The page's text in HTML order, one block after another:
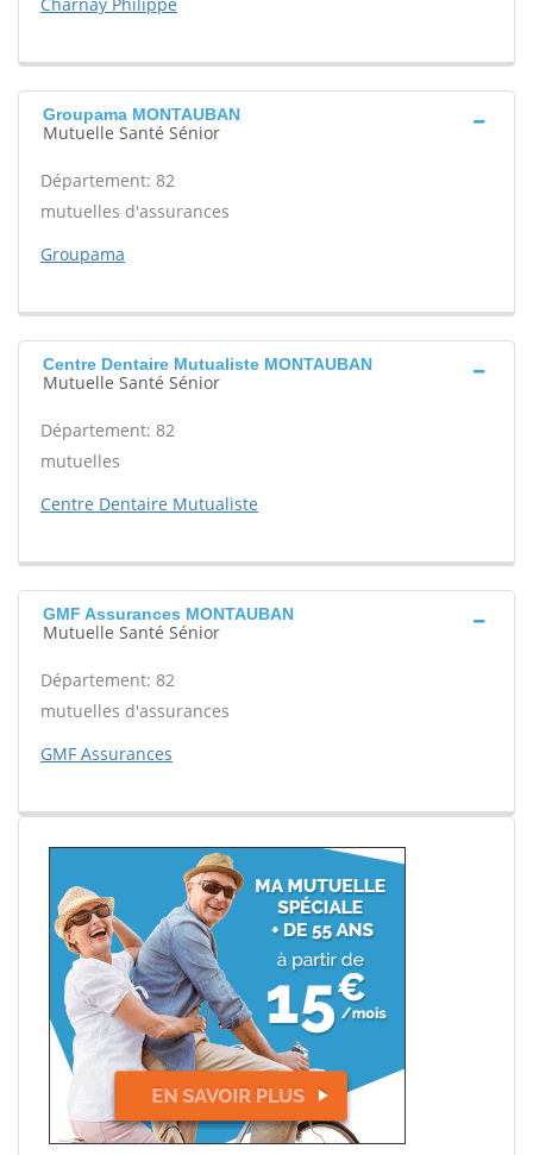
Groupama MONTAUBAN
Mutuelle Santé Sénior
Département: 82
mutuelles d'assurances
Groupama
Centre Dentaire Mutualiste MONTAUBAN
Mutuelle Santé Sénior
Département: 82
mutuelles
Centre Dentaire Mutualiste
GMF Assurances MONTAUBAN
Mutuelle Santé Sénior
Département: 82
mutuelles d'assurances
GMF Assurances